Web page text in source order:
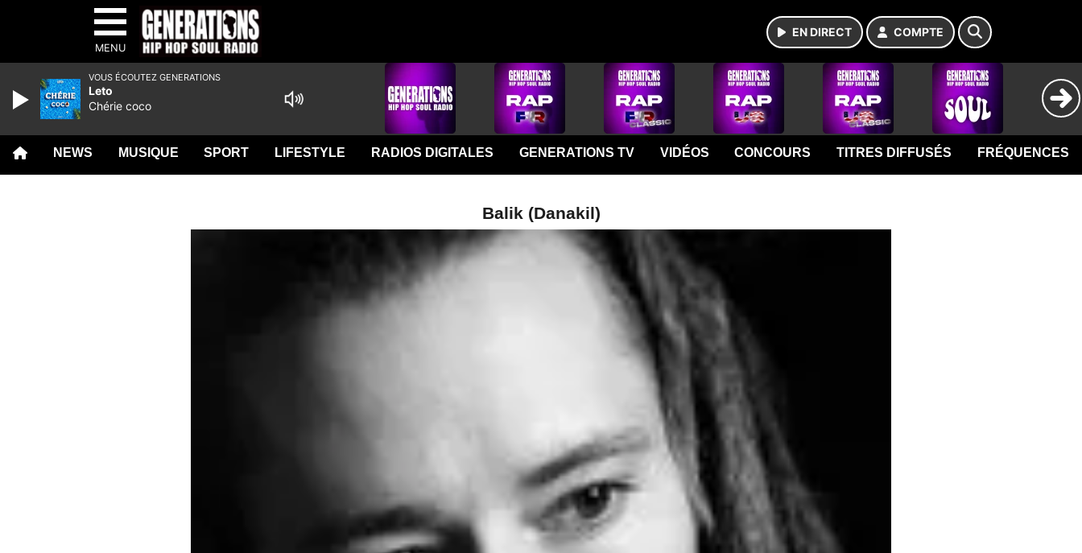
MENU
EN DIRECT COMPTE
NEWS MUSIQUE SPORT LIFESTYLE RADIOS DIGITALES GENERATIONS TV VIDÉOS CONCOURS TITRES DIFFUSÉS FRÉQUENCES
Balik (Danakil)
VOUS ÉCOUTEZ GENERATIONS
Leto
Chérie coco